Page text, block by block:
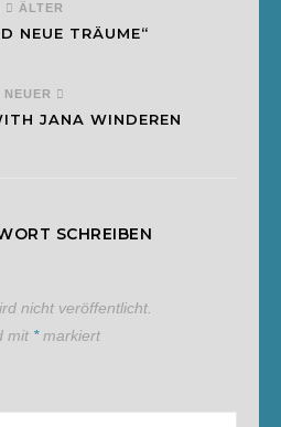
ÄLTER
NEUE TRÄUME“
NEUER
JANA WINDEREN
SCHREIBEN
nicht veröffentlicht.
mit *markiert